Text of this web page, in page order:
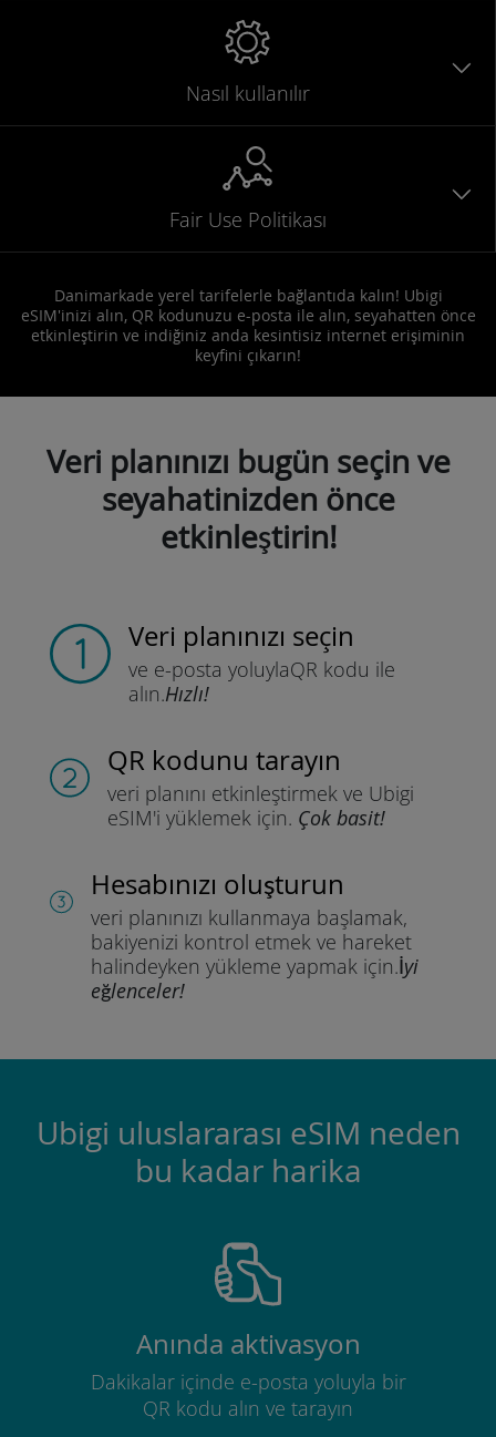
Nasıl kullanılır
Fair Use Politikası
Danimarkade yerel tarifelerle bağlantıda kalın! Ubigi
eSIM'inizi alın, QR kodunuzu e-posta ile alın, seyahatten önce
etkinleştirin ve indiğiniz anda kesintisiz internet erişiminin
keyfini çıkarın!
Veri planınızı bugün seçin ve
seyahatinizden önce
etkinleştirin!
Veri planınızı seçin
ve e-posta yoluylaQR kodu ile
alın.Hızlı!
QR kodunu tarayın
veri planını etkinleştirmek ve Ubigi
eSIM'i yüklemek için. Çok basit!
Hesabınızı oluşturun
veri planınızı kullanmaya başlamak,
bakiyenizi kontrol etmek ve hareket
halindeyken yükleme yapmak için.İyi
eğlenceler!
Ubigi uluslararası eSIM neden
bu kadar harika
Anında aktivasyon
Dakikalar içinde e-posta yoluyla bir
QR kodu alın ve tarayın